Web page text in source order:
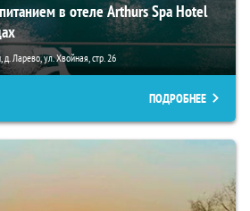
в отеле Arthurs Spa Hotel
Ларево, ул. Хвойная, стр. 26
ПОДРОБНЕЕ